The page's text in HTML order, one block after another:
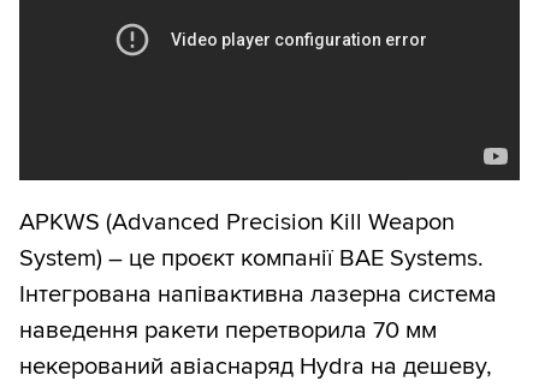
APKWS (Advanced Precision Kill Weapon
System) – це проєкт компанії BAE Systems.
Інтегрована напівактивна лазерна система
наведення ракети перетворила 70 мм
некерований авіаснаряд Hydra на дешеву,